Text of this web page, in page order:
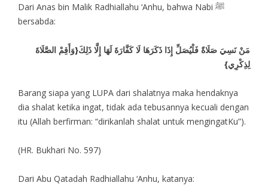
Dari Anas bin Malik Radhiallahu ‘Anhu, bahwa Nabi ﷺ
bersabda:
مَنْ نَسِيَ صَلَاةً فَلْيُصَلِّ إِذَا ذَكَرَهَا لَا كَفَّارَةَ لَهَا إِلَّا ذَلِكَ{وَأَقِمْ الصَّلَاةَ
لِذِكْرِي}
Barang siapa yang LUPA dari shalatnya maka hendaknya
dia shalat ketika ingat, tidak ada tebusannya kecuali dengan
itu (Allah berfirman: “dirikanlah shalat untuk mengingatKu”).
(HR. Bukhari No. 597)
Dari Abu Qatadah Radhiallahu ‘Anhu, katanya: